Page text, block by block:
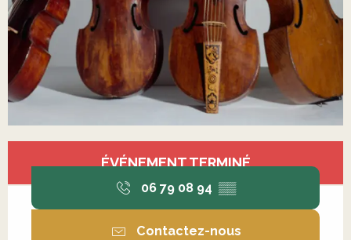
Ouverture et coordonnées
ÉVÉNEMENT TERMINÉ
06 79 08 94 ▒▒
Contactez-nous